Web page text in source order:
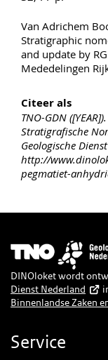
Van Adrichem
Stratigraphic
and update by
Mededelingen
Citeer als
TNO-GDN
Stratigrafische
Geologische
http://
pegmatiet-
Afbeelding
DINOloket wordt
Dienst Nederland
Binnenlandse Zaken
Service